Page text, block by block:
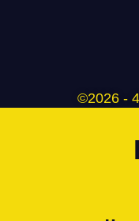
©2026 -